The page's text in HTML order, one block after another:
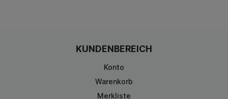
KUNDENBEREICH
Konto
Warenkorb
Merkliste